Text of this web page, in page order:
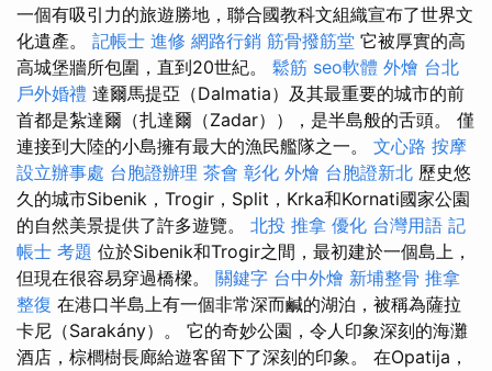
一個有吸引力的旅遊勝地，聯合國教科文組織宣布了世界文
化遺產。 記帳士 進修 網路行銷 筋骨撥筋堂 它被厚實的高
高城堡牆所包圍，直到20世紀。 鬆筋 seo軟體 外燴 台北
戶外婚禮 達爾馬提亞（Dalmatia）及其最重要的城市的前
首都是紮達爾（扎達爾（Zadar）），是半島般的舌頭。 僅
連接到大陸的小島擁有最大的漁民艦隊之一。 文心路 按摩
設立辦事處 台胞證辦理 茶會 彰化 外燴 台胞證新北 歷史悠
久的城市Sibenik，Trogir，Split，Krka和Kornati國家公園
的自然美景提供了許多遊覽。 北投 推拿 優化 台灣用語 記
帳士 考題 位於Sibenik和Trogir之間，最初建於一個島上，
但現在很容易穿過橋樑。 關鍵字 台中外燴 新埔整骨 推拿
整復 在港口半島上有一個非常深而鹹的湖泊，被稱為薩拉
卡尼（Sarakány）。 它的奇妙公園，令人印象深刻的海灘
酒店，棕櫚樹長廊給遊客留下了深刻的印象。 在Opatija，